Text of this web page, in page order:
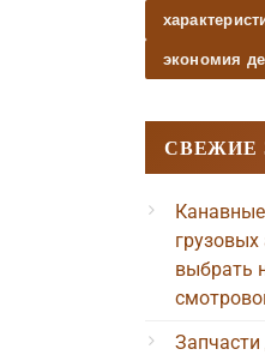
экономия
СВЕЖИЕ
выбрать